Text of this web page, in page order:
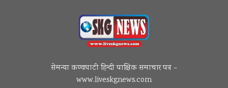
सेमन्या कण्वघाटी हिन्दी पाक्षिक समाचार पत्र –
www.liveskgnews.com